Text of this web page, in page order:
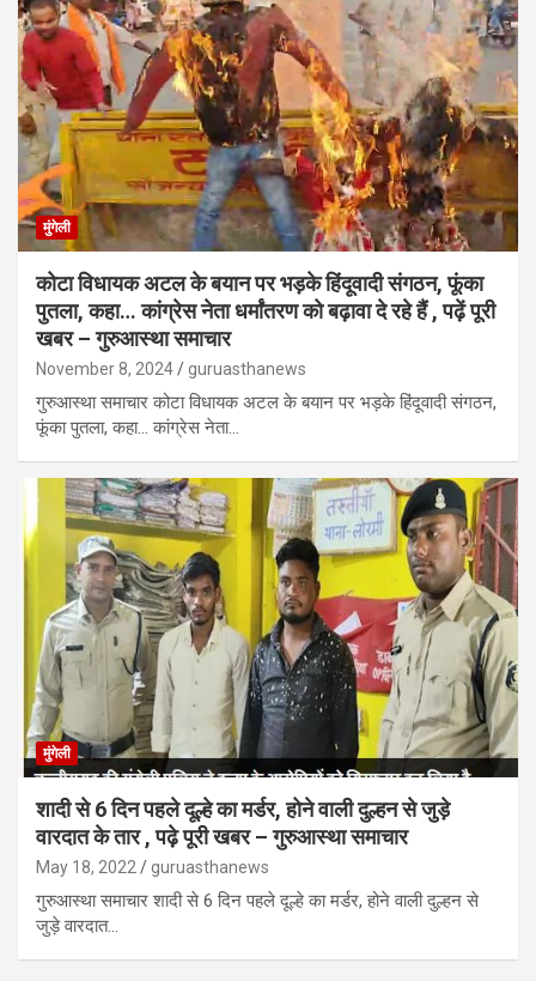
मुंगेली
कोटा विधायक अटल के बयान पर भड़के हिंदूवादी संगठन, फूंका
पुतला, कहा… कांग्रेस नेता धर्मांतरण को बढ़ावा दे रहे हैं , पढ़ें पूरी
खबर – गुरुआस्था समाचार
November 8, 2024 guruasthanews
गुरुआस्था समाचार कोटा विधायक अटल के बयान पर भड़के हिंदूवादी संगठन,
फूंका पुतला, कहा… कांग्रेस नेता…
मुंगेली
शादी से 6 दिन पहले दूल्हे का मर्डर, होने वाली दुल्हन से जुड़े
वारदात के तार , पढ़े पूरी खबर – गुरुआस्था समाचार
May 18, 2022 guruasthanews
गुरुआस्था समाचार शादी से 6 दिन पहले दूल्हे का मर्डर, होने वाली दुल्हन से
जुड़े वारदात…